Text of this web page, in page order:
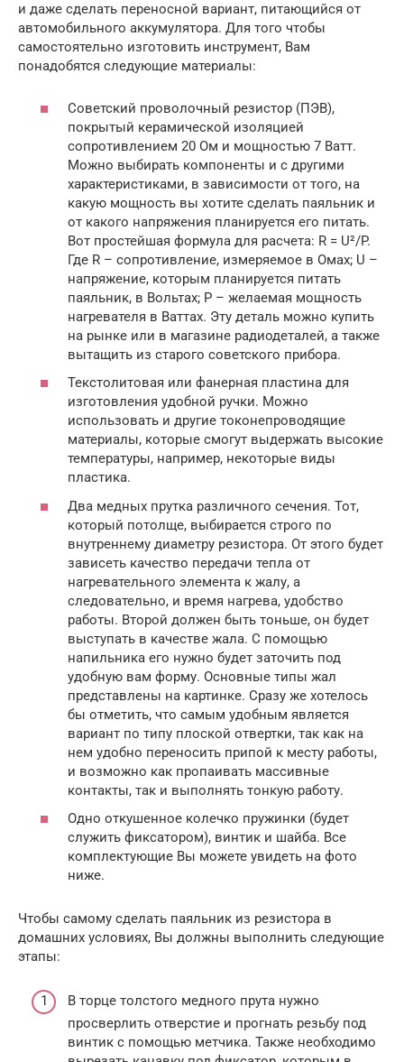
и даже сделать переносной вариант, питающийся от
автомобильного аккумулятора. Для того чтобы
самостоятельно изготовить инструмент, Вам
понадобятся следующие материалы:
Советский проволочный резистор (ПЭВ),
покрытый керамической изоляцией
сопротивлением 20 Ом и мощностью 7 Ватт.
Можно выбирать компоненты и с другими
характеристиками, в зависимости от того, на
какую мощность вы хотите сделать паяльник и
от какого напряжения планируется его питать.
Вот простейшая формула для расчета: R = U²/P.
Где R – сопротивление, измеряемое в Омах; U –
напряжение, которым планируется питать
паяльник, в Вольтах; P – желаемая мощность
нагревателя в Ваттах. Эту деталь можно купить
на рынке или в магазине радиодеталей, а также
вытащить из старого советского прибора.
Текстолитовая или фанерная пластина для
изготовления удобной ручки. Можно
использовать и другие токонепроводящие
материалы, которые смогут выдержать высокие
температуры, например, некоторые виды
пластика.
Два медных прутка различного сечения. Тот,
который потолще, выбирается строго по
внутреннему диаметру резистора. От этого будет
зависеть качество передачи тепла от
нагревательного элемента к жалу, а
следовательно, и время нагрева, удобство
работы. Второй должен быть тоньше, он будет
выступать в качестве жала. С помощью
напильника его нужно будет заточить под
удобную вам форму. Основные типы жал
представлены на картинке. Сразу же хотелось
бы отметить, что самым удобным является
вариант по типу плоской отвертки, так как на
нем удобно переносить припой к месту работы,
и возможно как пропаивать массивные
контакты, так и выполнять тонкую работу.
Одно откушенное колечко пружинки (будет
служить фиксатором), винтик и шайба. Все
комплектующие Вы можете увидеть на фото
ниже.
Чтобы самому сделать паяльник из резистора в
домашних условиях, Вы должны выполнить следующие
этапы:
В торце толстого медного прута нужно
просверлить отверстие и прогнать резьбу под
винтик с помощью метчика. Также необходимо